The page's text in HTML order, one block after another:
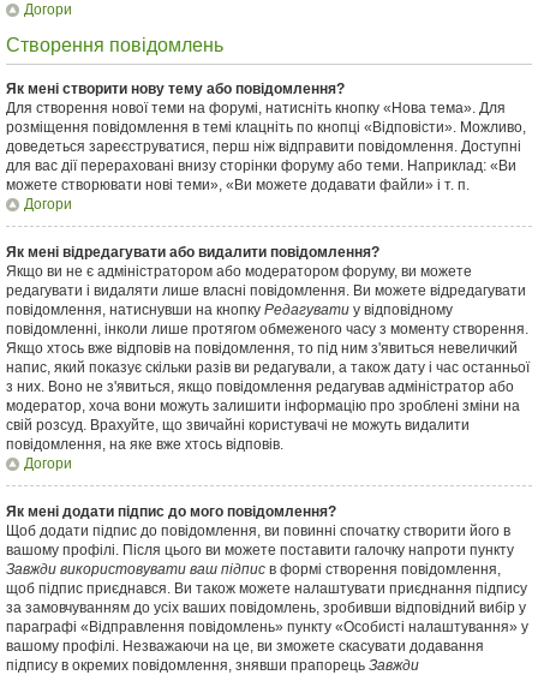
Догори
Створення повідомлень
Як мені створити нову тему або повідомлення?
Для створення нової теми на форумі, натисніть кнопку «Нова тема». Для
розміщення повідомлення в темі клацніть по кнопці «Відповісти». Можливо,
доведеться зареєструватися, перш ніж відправити повідомлення. Доступні
для вас дії перераховані внизу сторінки форуму або теми. Наприклад: «Ви
можете створювати нові теми», «Ви можете додавати файли» і т. п.
Догори
Як мені відредагувати або видалити повідомлення?
Якщо ви не є адміністратором або модератором форуму, ви можете
редагувати і видаляти лише власні повідомлення. Ви можете відредагувати
повідомлення, натиснувши на кнопку Редагувати у відповідному
повідомленні, інколи лише протягом обмеженого часу з моменту створення.
Якщо хтось вже відповів на повідомлення, то під ним з'явиться невеличкий
напис, який показує скільки разів ви редагували, а також дату і час останньої
з них. Воно не з'явиться, якщо повідомлення редагував адміністратор або
модератор, хоча вони можуть залишити інформацію про зроблені зміни на
свій розсуд. Врахуйте, що звичайні користувачі не можуть видалити
повідомлення, на яке вже хтось відповів.
Догори
Як мені додати підпис до мого повідомлення?
Щоб додати підпис до повідомлення, ви повинні спочатку створити його в
вашому профілі. Після цього ви можете поставити галочку напроти пункту
Завжди використовувати ваш підпис в формі створення повідомлення,
щоб підпис приєднався. Ви також можете налаштувати приєднання підпису
за замовчуванням до усіх ваших повідомлень, зробивши відповідний вибір у
параграфі «Відправлення повідомлень» пункту «Особисті налаштування» у
вашому профілі. Незважаючи на це, ви зможете скасувати додавання
підпису в окремих повідомлення, знявши прапорець Завжди